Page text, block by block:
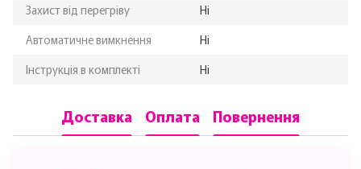
Захист від перегріву
Ні
Автоматичне вимкнення
Ні
Інструкція в комплекті
Ні
Доставка Оплата Повернення